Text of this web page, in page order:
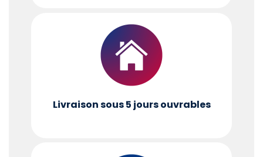
Livraison sous 5 jours ouvrables